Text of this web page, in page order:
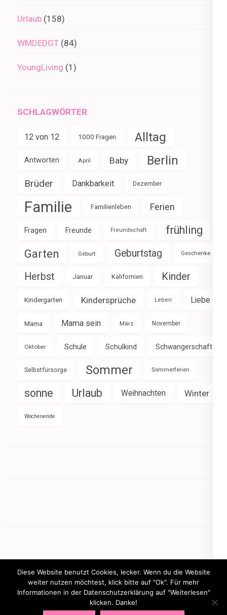
Urlaub (158)
WMDEDGT (84)
YoungLiving (1)
SCHLAGWÖRTER
12 von 12 1000 Fragen Alltag
Antworten April Baby Berlin
Brüder Dankbarkeit Dezember
Familie Familienleben Ferien
Fragen Freunde Freundschaft frühling
Garten Geburt Geburtstag Geschenke
Herbst Januar Kalifornien Kinder
Kindergarten Kindersprüche Leben Liebe
Mama Mama sein März November
Oktober Schule Schulkind Schwangerschaft
Selbstfürsorge Sommer Sommerferien
sonne Urlaub Weihnachten Winter
Wochenende
mamasbusiness.de
Diese Website benutzt Cookies, lecker. Wenn du die Website
weiter nutzen möchtest, klick bitte auf "Ok". Für mehr
Informationen in der Datenschutzerklärung auf "Weiterlesen"
klicken. Danke!